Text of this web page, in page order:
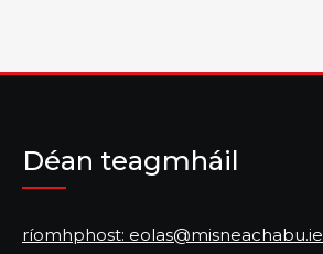
Déan teagmháil
ríomhphost: eolas@misneachabu.ie